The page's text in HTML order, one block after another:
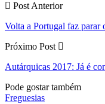
Post Anterior
Volta a Portugal faz parar
Próximo Post
Autárquicas 2017: Já é
Pode gostar também
Freguesias